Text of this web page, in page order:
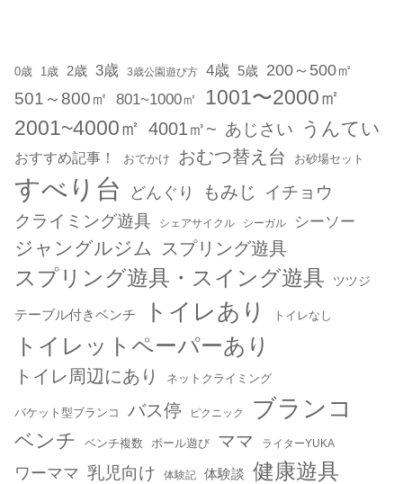
0歳 1歳 2歳 3歳 3歳公園遊び方 4歳 5歳 200～500㎡
501～800㎡ 801~1000㎡
1001〜2000㎡
2001~4000㎡ 4001㎡~ あじさい うんてい
おすすめ記事！ おでかけ おむつ替え台 お砂場セット
すべり台 どんぐり もみじ
イチョウ
クライミング遊具
シェアサイクル シーガル シーソー
ジャングルジム スプリング遊具
スプリング遊具・スイング遊具 ツツジ
テーブル付きベンチ トイレあり トイレなし
トイレットペーパーあり
トイレ周辺にあり ネットクライミング
バケット型ブランコ バス停 ピクニック ブランコ
ベンチ ベンチ複数 ボール遊び ママ ライターYUKA
ワーママ 乳児向け 体験記 体験談 健康遊具